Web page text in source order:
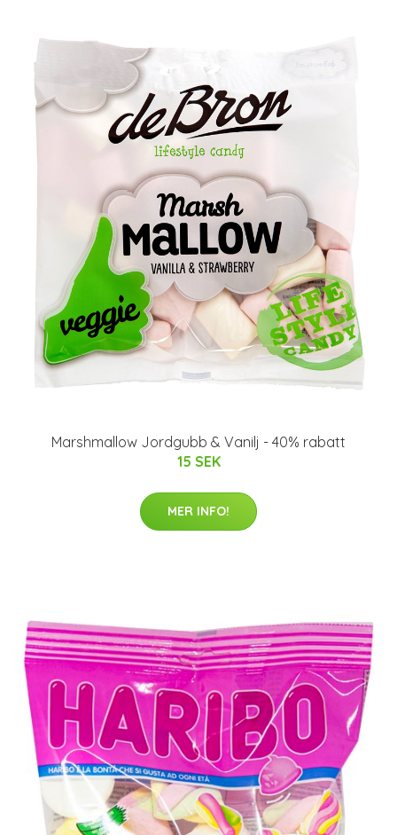
Marshmallow Jordgubb & Vanilj - 40% rabatt
15 SEK
MER INFO!